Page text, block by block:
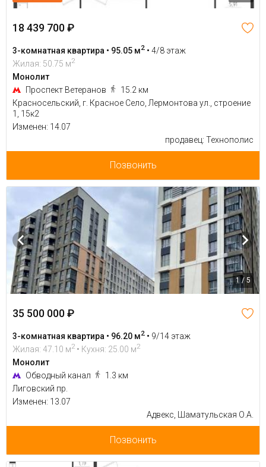
18 439 700 ₽
3-комнатная квартира • 95.05 м2 • 4/8 этаж
Жилая: 50.75 м2
Монолит
Проспект Ветеранов
15.2 км
Красносельский, г. Красное Село, Лермонтова ул., строение
1, 15к2
Изменен: 14.07
продавец: Технополис
Позвонить
1 / 5
35 500 000 ₽
3-комнатная квартира • 96.20 м2 • 9/14 этаж
Жилая: 47.10 м2 • Кухня: 25.00 м2
Монолит
Обводный канал
1.3 км
Лиговский пр.
Изменен: 13.07
Адвекс, Шаматульская О.А.
Позвонить